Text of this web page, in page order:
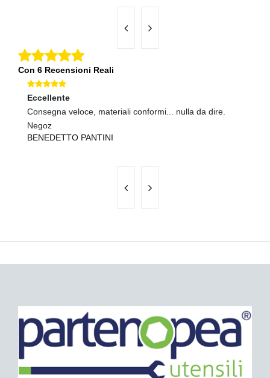
Con 6 Recensioni Reali
Eccellente
Consegna veloce, materiali conformi... nulla da dire.
Negoz
BENEDETTO PANTINI